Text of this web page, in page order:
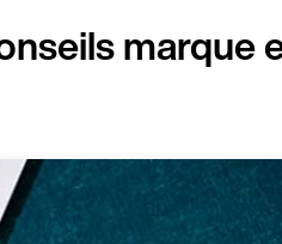
marque